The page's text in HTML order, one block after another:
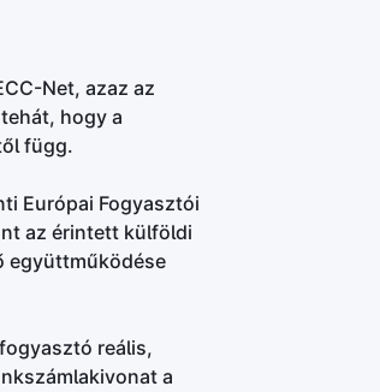
Net, azaz az
hogy a
függ.
Európai Fogyasztói
az érintett külföldi
együttműködése
reális,
a